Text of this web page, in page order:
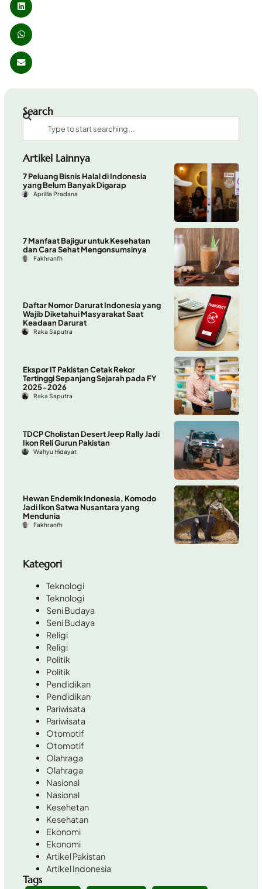
Search
Artikel Lainnya
7 Peluang Bisnis Halal di Indonesia
yang Belum Banyak Digarap
Aprillia Pradana
7 Manfaat Bajigur untuk Kesehatan
dan Cara Sehat Mengonsumsinya
Fakhranfh
Daftar Nomor Darurat Indonesia yang
Wajib Diketahui Masyarakat Saat
Keadaan Darurat
Raka Saputra
Ekspor IT Pakistan Cetak Rekor
Tertinggi Sepanjang Sejarah pada FY
2025-2026
Raka Saputra
TDCP Cholistan Desert Jeep Rally Jadi
Ikon Reli Gurun Pakistan
Wahyu Hidayat
Hewan Endemik Indonesia, Komodo
Jadi Ikon Satwa Nusantara yang
Mendunia
Fakhranfh
Kategori
Teknologi
Teknologi
Seni Budaya
Seni Budaya
Religi
Religi
Politik
Politik
Pendidikan
Pendidikan
Pariwisata
Pariwisata
Otomotif
Otomotif
Olahraga
Olahraga
Nasional
Nasional
Kesehetan
Kesehatan
Ekonomi
Ekonomi
Artikel Pakistan
Artikel Indonesia
Tags